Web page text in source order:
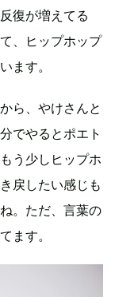
復が増えてる
、ヒップホップ
ます。
ら、やけさんと
でやるとポエト
う少しヒップホ
戻したい感じも
。ただ、言葉の
ます。